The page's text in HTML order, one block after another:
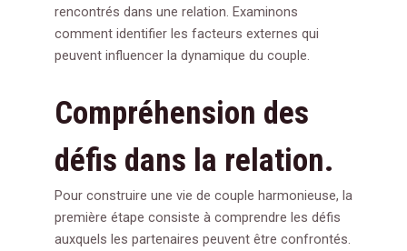
rencontrés dans une relation. Examinons
comment identifier les facteurs externes qui
peuvent influencer la dynamique du couple.
Compréhension des
défis dans la relation.
Pour construire une vie de couple harmonieuse, la
première étape consiste à comprendre les défis
auxquels les partenaires peuvent être confrontés.